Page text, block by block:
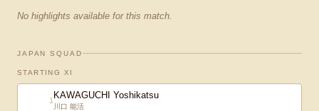
No highlights available for this match.
JAPAN SQUAD
STARTING XI
1 KAWAGUCHI Yoshikatsu
川口 能活